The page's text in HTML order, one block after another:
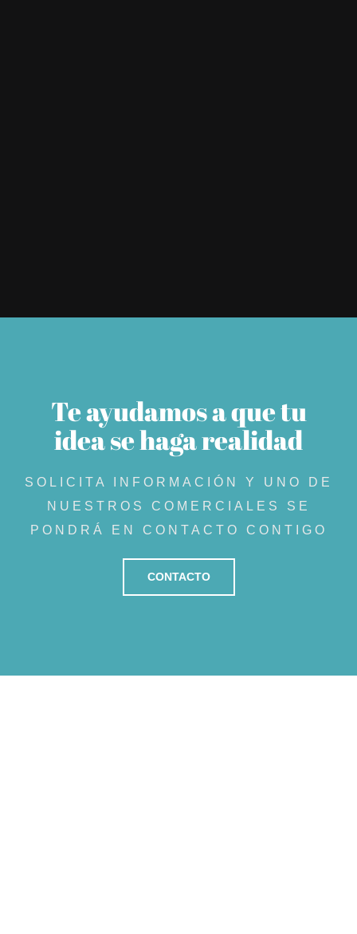
Te ayudamos a que tu
idea se haga realidad
SOLICITA INFORMACIÓN Y UNO DE
NUESTROS COMERCIALES SE
PONDRÁ EN CONTACTO CONTIGO
CONTACTO